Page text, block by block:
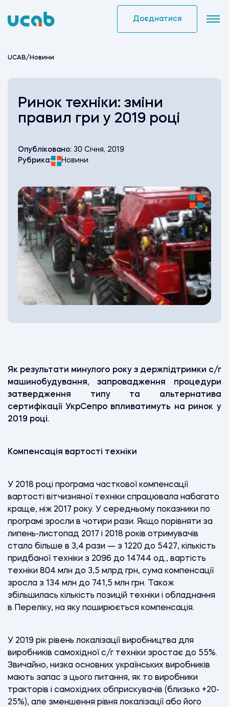
to
Доєднатися
UCAB/ Новини
Ринок техніки: зміни
правил гри у 2019 році
Опубліковано: 30 Січня, 2019
Рубрика:
Новини
Як результати минулого року з держпідтримки с/г
машинобудування, запровадження процедури
затвердження типу та альтернатива
сертифікації УкрСепро впливатимуть на ринок у
2019 році.
Компенсація вартості техніки
У 2018 році програма часткової компенсації
вартості вітчизняної техніки спрацювала набагато
краще, ніж 2017 року. У середньому показники по
програмі зросли в чотири рази. Якщо порівняти за
липень-листопад 2017 і 2018 років отримувачів
стало більше в 3,4 рази — з 1220 до 5427, кількість
придбаної техніки з 2096 до 14744 од., вартість
техніки 804 млн до 3,5 млрд грн, сума компенсації
зросла з 134 млн до 741,5 млн грн. Також
збільшилась кількість позицій техніки і обладнання
в Переліку, на яку поширюється компенсація.
У 2019 рік рівень локалізації виробництва для
виробників самохідної с/г техніки зростає до 55%.
Звичайно, низка основних українських виробників
мають запас з цього питання, як то виробники
тракторів і самохідних обприскувачів (близько +20-
25%), але зменшення рівня локалізації або його